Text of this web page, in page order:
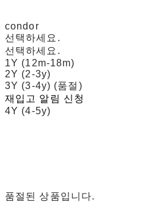
condor
선택하세요.
선택하세요.
1Y (12m-18m)
2Y (2-3y)
3Y (3-4y) (품절)
재입고 알림 신청
4Y (4-5y)
품절된 상품입니다.